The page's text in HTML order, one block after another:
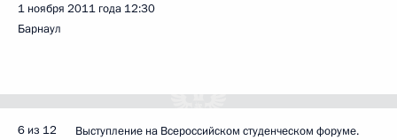
1 ноября 2011 года 12:30
Барнаул
6 из 12 Выступление на Всероссийском студенческом форуме.